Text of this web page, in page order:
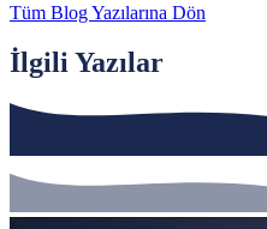
Tüm Blog Yazılarına Dön
İlgili Yazılar